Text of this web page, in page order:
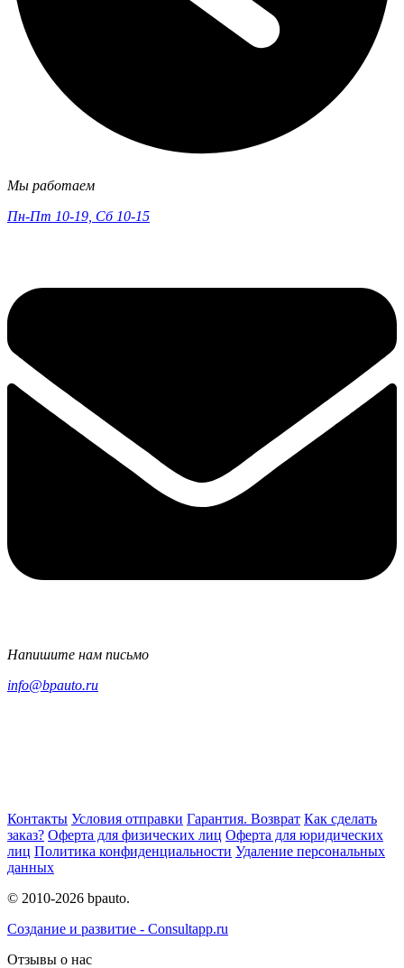
Мы работаем
Пн-Пт 10-19, Сб 10-15
Напишите нам письмо
info@bpauto.ru
Контакты Условия отправки Гарантия. Возврат Как сделать
заказ? Оферта для физических лиц Оферта для юридических
лиц Политика конфиденциальности Удаление персональных
данных
© 2010-2026 bpauto.
Создание и развитие - Consultapp.ru
Отзывы о нас